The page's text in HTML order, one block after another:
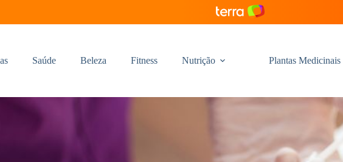
Saúde Beleza Fitness Nutrição Plantas Medicinais